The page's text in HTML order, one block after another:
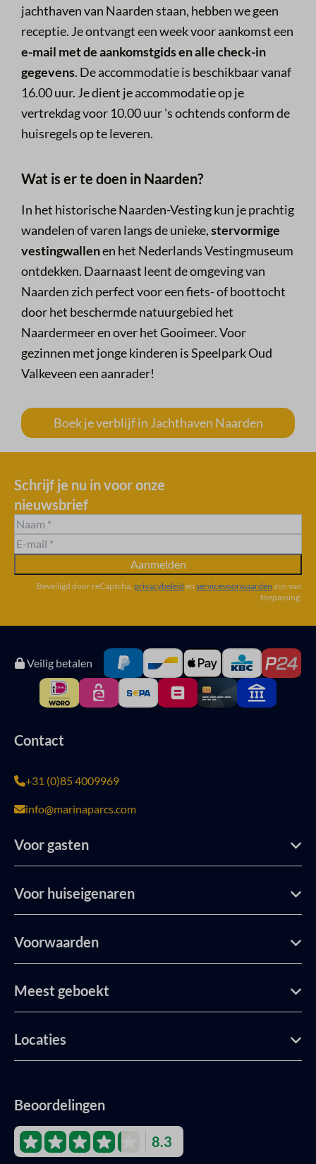
jachthaven van Naarden staan, hebben we geen
receptie. Je ontvangt een week voor aankomst een
e-mail met de aankomstgids en alle check-in
gegevens. De accommodatie is beschikbaar vanaf
16.00 uur. Je dient je accommodatie op je
vertrekdag voor 10.00 uur 's ochtends conform de
huisregels op te leveren.
Wat is er te doen in Naarden?
In het historische Naarden-Vesting kun je prachtig
wandelen of varen langs de unieke,stervormige
vestingwallenen het Nederlands Vestingmuseum
ontdekken. Daarnaast leent de omgeving van
Naarden zich perfect voor een fiets- of boottocht
door het beschermde natuurgebied het
Naardermeer en over het Gooimeer. Voor
gezinnen met jonge kinderen is Speelpark Oud
Valkeveen een aanrader!
Boek je verblijf in Jachthaven Naarden
Schrijf je nu in voor onze
nieuwsbrief
Aanmelden
Beveiligd door reCaptcha, privacybeleid en servicevoorwaarden zijn van
toepassing.
Veilig betalen
Contact
+31 (0)85 4009969
info@marinaparcs.com
Voor gasten
Voor huiseigenaren
Voorwaarden
Meest geboekt
Locaties
Beoordelingen
8.3